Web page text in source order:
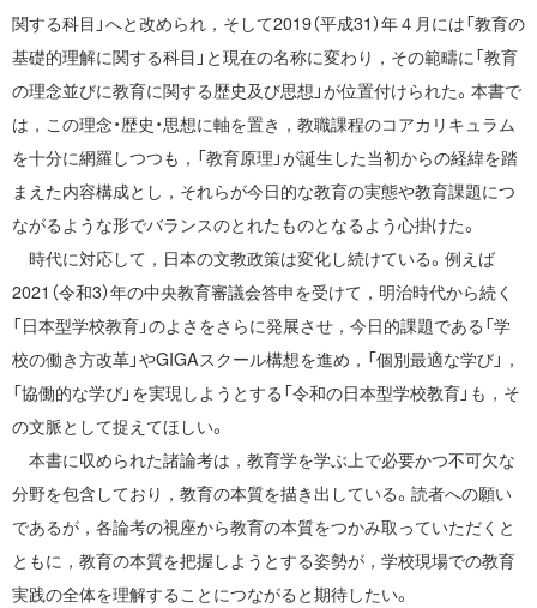
関する科目」へと改められ，そして2019（平成31）年４月には「教育の
基礎的理解に関する科目」と現在の名称に変わり，その範疇に「教育
の理念並びに教育に関する歴史及び思想」が位置付けられた。本書で
は，この理念・歴史・思想に軸を置き，教職課程のコアカリキュラム
を十分に網羅しつつも，「教育原理」が誕生した当初からの経緯を踏
まえた内容構成とし，それらが今日的な教育の実態や教育課題につ
ながるような形でバランスのとれたものとなるよう心掛けた。
時代に対応して，日本の文教政策は変化し続けている。例えば
2021（令和3）年の中央教育審議会答申を受けて，明治時代から続く
「日本型学校教育」のよさをさらに発展させ，今日的課題である「学
校の働き方改革」やGIGAスクール構想を進め，「個別最適な学び」，
「協働的な学び」を実現しようとする「令和の日本型学校教育」も，そ
の文脈として捉えてほしい。
本書に収められた諸論考は，教育学を学ぶ上で必要かつ不可欠な
分野を包含しており，教育の本質を描き出している。読者への願い
であるが，各論考の視座から教育の本質をつかみ取っていただくと
ともに，教育の本質を把握しようとする姿勢が，学校現場での教育
実践の全体を理解することにつながると期待したい。